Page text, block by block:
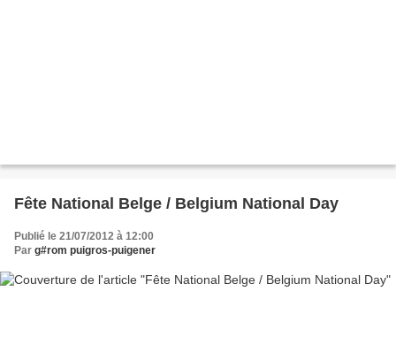
Fête National Belge / Belgium National Day
Publié le 21/07/2012 à 12:00
Par g#rom puigros-puigener